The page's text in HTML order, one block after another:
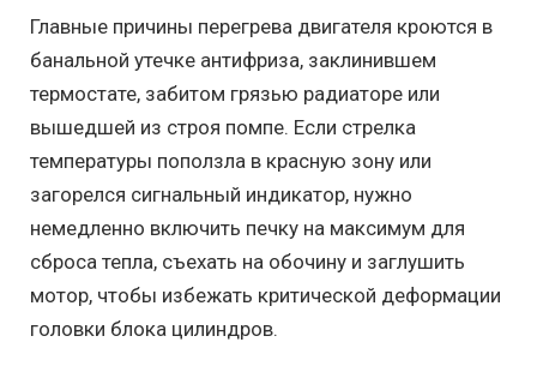
Главные причины перегрева двигателя кроются в
банальной утечке антифриза, заклинившем
термостате, забитом грязью радиаторе или
вышедшей из строя помпе. Если стрелка
температуры поползла в красную зону или
загорелся сигнальный индикатор, нужно
немедленно включить печку на максимум для
сброса тепла, съехать на обочину и заглушить
мотор, чтобы избежать критической деформации
головки блока цилиндров.